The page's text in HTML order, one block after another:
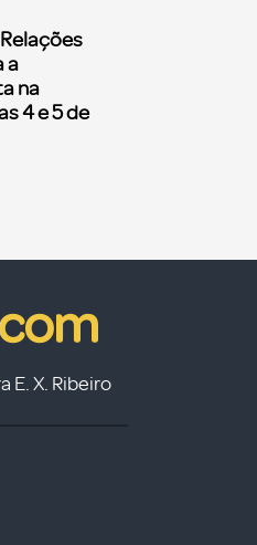
a
na
4 e 5 de
E. X. Ribeiro